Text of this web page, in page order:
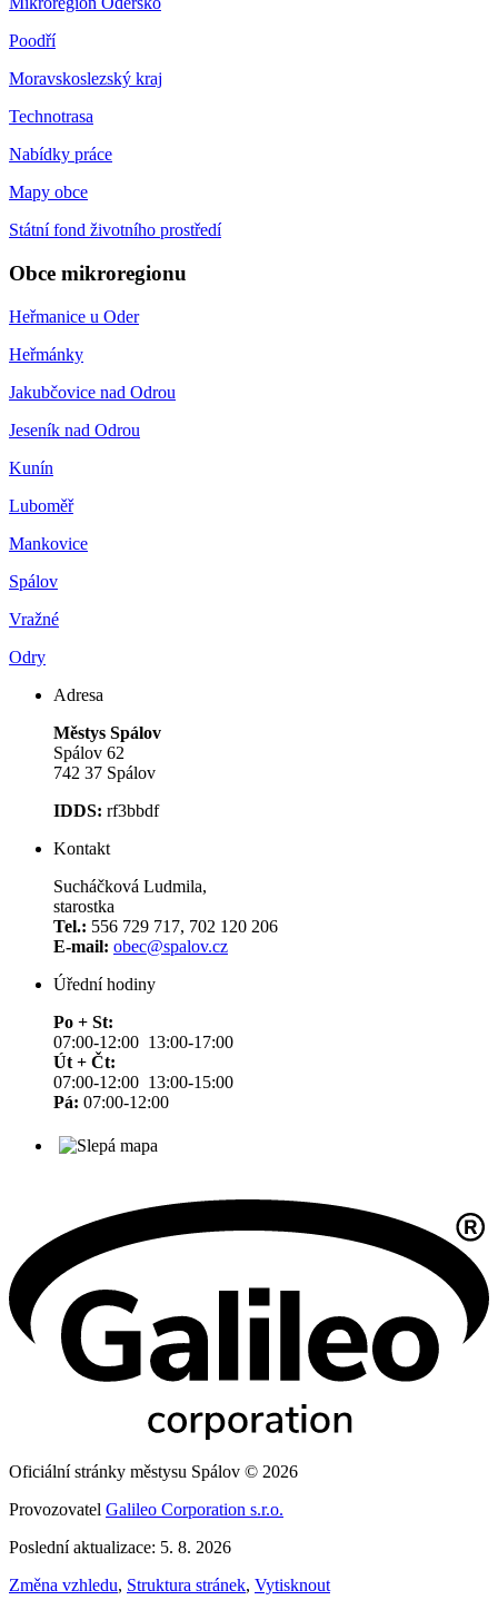
Poodří
Moravskoslezský kraj
Technotrasa
Nabídky práce
Mapy obce
Státní fond životního prostředí
Obce mikroregionu
Heřmanice u Oder
Heřmánky
Jakubčovice nad Odrou
Jeseník nad Odrou
Kunín
Luboměř
Mankovice
Spálov
Vražné
Odry
Adresa
Městys Spálov
Spálov 62
742 37 Spálov
IDDS: rf3bbdf
Kontakt
Sucháčková Ludmila,
starostka
Tel.: 556 729 717, 702 120 206
E-mail: obec@spalov.cz
Úřední hodiny
Po + St:
07:00-12:00 13:00-17:00
Út + Čt:
07:00-12:00 13:00-15:00
Pá: 07:00-12:00
Oficiální stránky městysu Spálov © 2026
Provozovatel Galileo Corporation s.r.o.
Poslední aktualizace: 5. 8. 2026
Změna vzhledu, Struktura stránek, Vytisknout